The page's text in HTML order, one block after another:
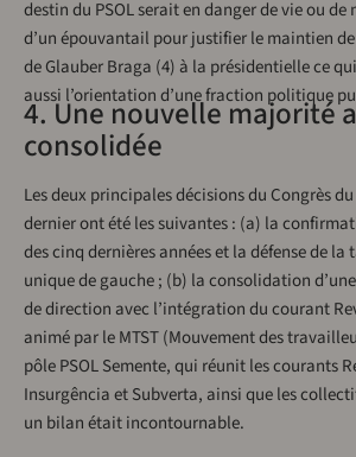
destin du PSOL serait en danger de vie ou de
d’un épouvantail pour justifier le maintien
de Glauber Braga (4) à la présidentielle ce
aussi l’orientation d’une fraction politique
4. Une nouvelle majorité
consolidée
Les deux principales décisions du Congrès du
dernier ont été les suivantes : (a) la
des cinq dernières années et la défense de
unique de gauche ; (b) la consolidation
de direction avec l’intégration du courant
animé par le MTST (Mouvement des
pôle PSOL Semente, qui réunit les courants
Insurgência et Subverta, ainsi que les
un bilan était incontournable.